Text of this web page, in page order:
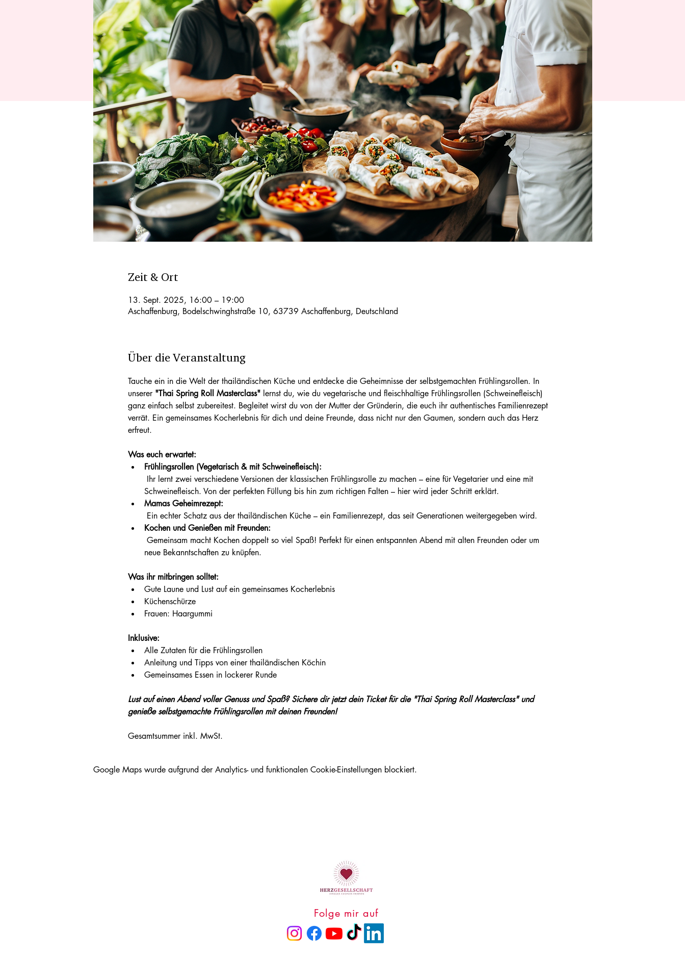
Zeit & Ort
13. Sept. 2025, 16:00 – 19:00
Aschaffenburg, Bodelschwinghstraße 10, 63739 Aschaffenburg, Deutschland
Über die Veranstaltung
Tauche ein in die Welt der thailändischen Küche und entdecke die Geheimnisse der selbstgemachten Frühlingsrollen. In
unserer "Thai Spring Roll Masterclass" lernst du, wie du vegetarische und fleischhaltige Frühlingsrollen (Schweinefleisch)
ganz einfach selbst zubereitest. Begleitet wirst du von der Mutter der Gründerin, die euch ihr authentisches Familienrezept
verrät. Ein gemeinsames Kocherlebnis für dich und deine Freunde, dass nicht nur den Gaumen, sondern auch das Herz
erfreut.
Was euch erwartet:
Frühlingsrollen (Vegetarisch & mit Schweinefleisch):
Schweinefleisch. Von der perfekten Füllung bis hin zum richtigen Falten – hier wird jeder Schritt erklärt.
Mamas Geheimrezept:
Ein echter Schatz aus der thailändischen Küche – ein Familienrezept, das seit Generationen weitergegeben wird.
Kochen und Genießen mit Freunden:
neue Bekanntschaften zu knüpfen.
Was ihr mitbringen solltet:
Gute Laune und Lust auf ein gemeinsames Kocherlebnis
Küchenschürze
Frauen: Haargummi
Inklusive:
Alle Zutaten für die Frühlingsrollen
Anleitung und Tipps von einer thailändischen Köchin
Gemeinsames Essen in lockerer Runde
Lust auf einen Abend voller Genuss und Spaß? Sichere dir jetzt dein Ticket für die "Thai Spring Roll Masterclass" und
genieße selbstgemachte Frühlingsrollen mit deinen Freunden!
Gesamtsummer inkl. MwSt.
Google Maps wurde aufgrund der Analytics- und funktionalen Cookie-Einstellungen blockiert.
Folge mir auf